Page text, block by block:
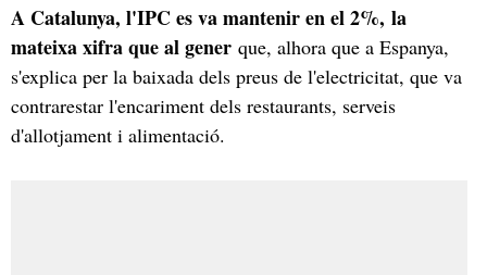
A Catalunya, l'IPC es va mantenir en el 2%, la
mateixa xifra que al gener que, alhora que a Espanya,
s'explica per la baixada dels preus de l'electricitat, que va
contrarestar l'encariment dels restaurants, serveis
d'allotjament i alimentació.